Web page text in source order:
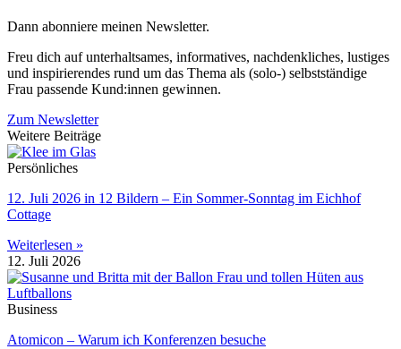
Dann abonniere meinen News­letter.
Freu dich auf unterhaltsames, informatives, nachdenkliches, lustiges
und inspirierendes rund um das Thema als (solo-) selbstständige
Frau passende Kund:innen gewinnen.
Zum Newsletter
Weitere Beiträge
Persönliches
12. Juli 2026 in 12 Bildern – Ein Sommer-Sonntag im Eichhof
Cottage
Weiterlesen »
12. Juli 2026
Business
Atomicon – Warum ich Konferenzen besuche